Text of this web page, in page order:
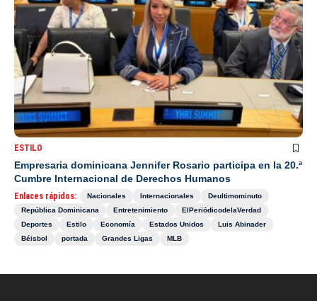
ESTILO
Empresaria dominicana Jennifer Rosario participa en la 20.ª
Cumbre Internacional de Derechos Humanos
Enlaces rápidos: Nacionales Internacionales
Deultimominuto
República Dominicana
Entretenimiento
ElPeriódicodelaVerdad
Deportes
Estilo Economía Estados Unidos
Luis Abinader
Béisbol
portada Grandes Ligas MLB